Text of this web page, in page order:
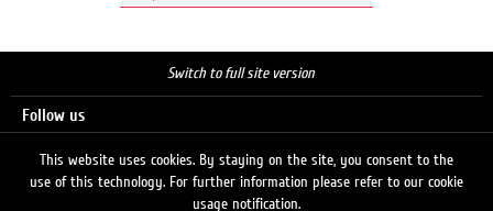
Switch to full site version
Follow us
This website uses cookies. By staying on the site, you consent to the
use of this technology. For further information please refer to our cookie
usage notification.